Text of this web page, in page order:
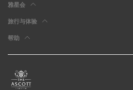
雅星会
旅行与体验
帮助